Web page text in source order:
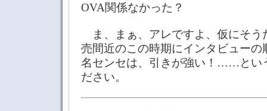
OVA関係なかった？
ま、まぁ、アレですよ、仮にそう
売間近のこの時期にインタビューの
名センセは、引きが強い！……とい
ださい。